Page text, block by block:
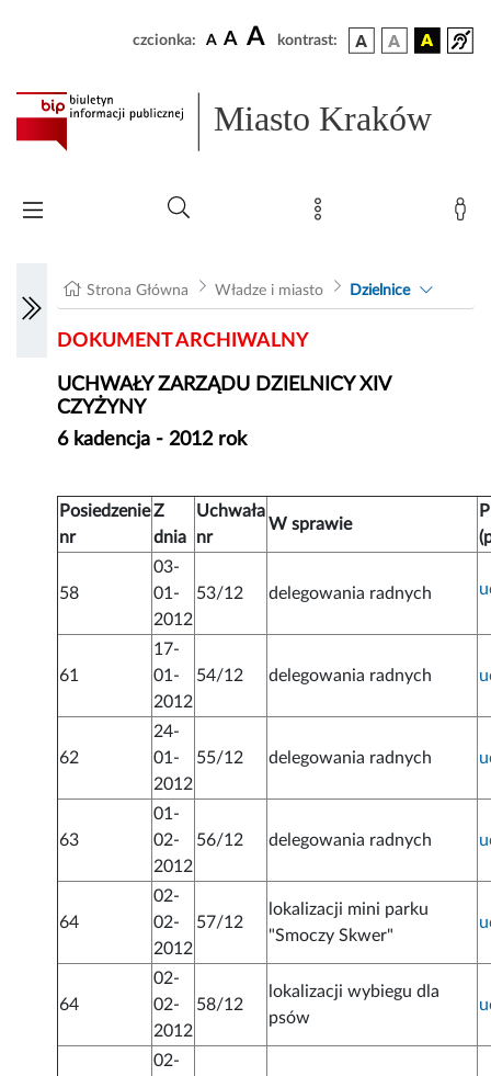
czcionka: A A A kontrast:
Miasto Kraków
Strona Główna Władze i miasto Dzielnice
DOKUMENT ARCHIWALNY
UCHWAŁY ZARZĄDU DZIELNICY XIV
CZYŻYNY
6 kadencja - 2012 rok
Posiedzenie
nr
Z
dnia
Uchwała
nr
W sprawie
58
03-
01-
2012
53/12 delegowania radnych
61
17-
01-
2012
54/12 delegowania radnych
62
24-
01-
2012
55/12 delegowania radnych
63
01-
02-
2012
56/12 delegowania radnych
64
02-
02-
2012
57/12
lokalizacji mini parku
"Smoczy Skwer"
64
02-
02-
2012
58/12
lokalizacji wybiegu dla
psów
02-